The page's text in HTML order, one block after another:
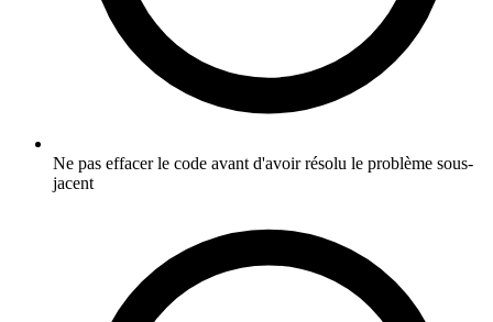
Ne pas effacer le code avant d'avoir résolu le problème sous-
jacent